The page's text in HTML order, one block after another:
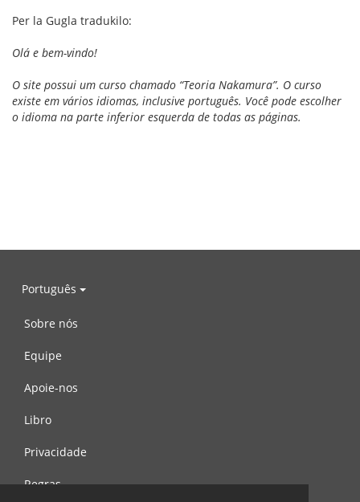
Per la Gugla tradukilo:
Olá e bem-vindo!
O site possui um curso chamado “Teoria Nakamura”. O curso
existe em vários idiomas, inclusive português. Você pode escolher
o idioma na parte inferior esquerda de todas as páginas.
Português
Sobre nós
Equipe
Apoie-nos
Libro
Privacidade
Regras